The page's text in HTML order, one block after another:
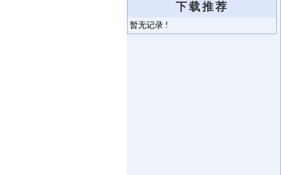
下载推荐
暂无记录 !